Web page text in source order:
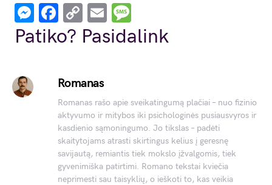
Messenger
Facebook
Copy
Link
Email
Patiko? Pasidalink
Romanas
Romanas rašo apie sveikatingumą plačiai – nuo fizinio
aktyvumo ir mitybos iki psichologinės pusiausvyros ir
kasdienio sąmoningumo. Jo tikslas – padėti
skaitytojams atrasti skirtingus kelius į geresnę
savijautą, remiantis tiek mokslo įžvalgomis, tiek
gyvenimiška patirtimi. Romano tekstai kviečia
neprimesti sau taisyklių, o ieškoti to, kas veikia